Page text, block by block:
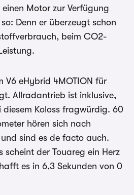
Motor zur Verfügung
Denn er überzeugt schon
beim CO2-
V6 eHybrid 4MOTION für
Allradantrieb ist inklusive,
Koloss fragwürdig. 60
hören sich nach
sind es de facto auch.
scheint der Touareg ein Herz
es in 6,3 Sekunden von 0